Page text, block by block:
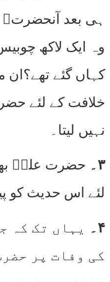
ہی بعد
وہ ایک لاکھ
کہاں گئے تھے؟ان
خلافت کے لئے
نہیں لیتا۔
۳۔
حضرت علیؓ
لئے اس حدیث کو
۴۔
یہاں تک کہ
کی وفات پر